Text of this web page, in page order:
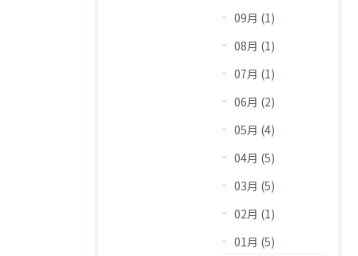
09月 (1)
08月 (1)
07月 (1)
06月 (2)
05月 (4)
04月 (5)
03月 (5)
02月 (1)
01月 (5)